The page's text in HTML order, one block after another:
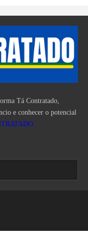
Tá Contratado,
e conhecer o potencial